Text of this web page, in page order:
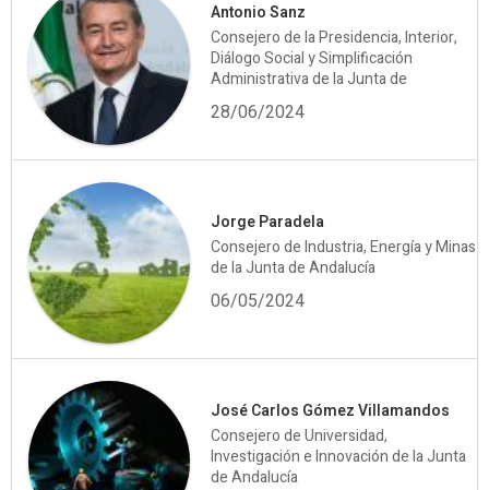
Antonio Sanz
Consejero de la Presidencia, Interior,
Diálogo Social y Simplificación
Administrativa de la Junta de
28/06/2024
Jorge Paradela
Consejero de Industria, Energía y Minas
de la Junta de Andalucía
06/05/2024
José Carlos Gómez Villamandos
Consejero de Universidad,
Investigación e Innovación de la Junta
de Andalucía